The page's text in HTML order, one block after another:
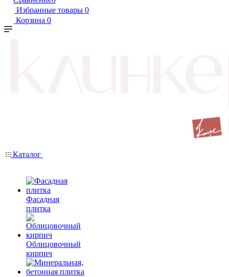
Избранные товары 0
Корзина 0
Каталог
Фасадная
плитка
Облицовочный
кирпич